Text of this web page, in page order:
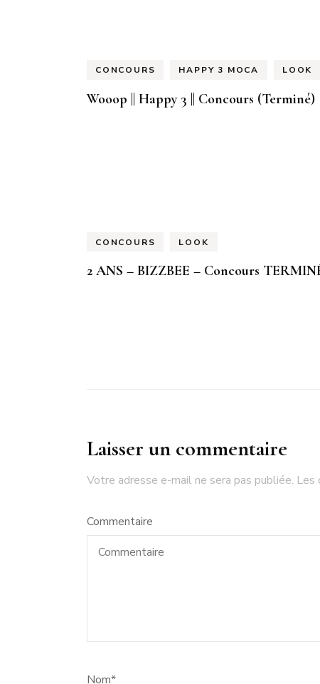
CONCOURS HAPPY 3 MOCA LOOK
Wooop || Happy 3 || Concours (Terminé)
CONCOURS LOOK
2 ANS – BIZZBEE – Concours
Laisser un commentaire
Votre adresse e-mail ne sera pas publiée. Les
Commentaire
Nom*